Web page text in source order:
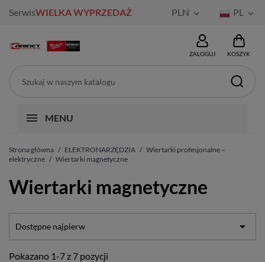
SerwisWIELKA WYPRZEDAŻ PLN  PL 
ZALOGUJ KOSZYK
MENU
Strona główna ELEKTRONARZĘDZIA
Wiertarki profesjonalne –
elektryczne
Wiertarki magnetyczne
Wiertarki magnetyczne
Dostępne najpierw 
Pokazano 1-7 z 7 pozycji